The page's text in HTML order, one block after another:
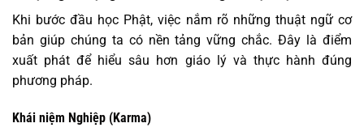
Khi bước đầu học Phật, việc nắm rõ những thuật ngữ cơ
bản giúp chúng ta có nền tảng vững chắc. Đây là điểm
xuất phát để hiểu sâu hơn giáo lý và thực hành đúng
phương pháp.
Khái niệm Nghiệp (Karma)